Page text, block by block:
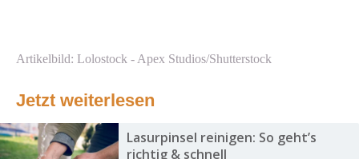
Artikelbild: Lolostock - Apex Studios/Shutterstock
Jetzt weiterlesen
Lasurpinsel reinigen: So geht’s
richtig & schnell